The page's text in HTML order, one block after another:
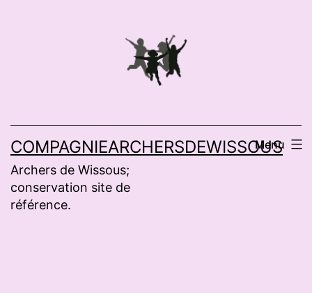
COMPAGNIEARCHERSDEWISSOUS
Archers de Wissous;
conservation site de
référence.
Menu